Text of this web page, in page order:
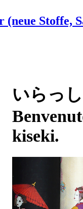
Stoffe,
いらっ
kiseki.